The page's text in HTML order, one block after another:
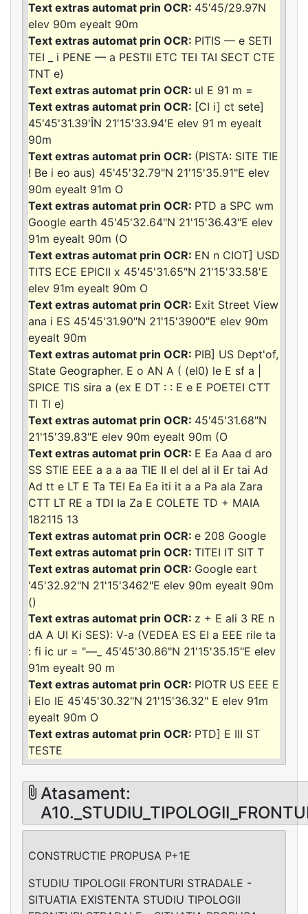
45'45/29.97N
elev 90m eyealt 90m
PITIS — e SETI
TEI _ i PENE — a PESTII ETC TEI TAI SECT CTE
TNT e)
ul E 91 m =
[CI i] ct sete]
45'45'31.39'ÎN 21'15'33.94'E elev 91 m eyealt
90m
(PISTA: SITE TIE
! Be i eo aus) 45'45'32.79"N 21'15'35.91"E elev
90m eyealt 91m O
PTD a SPC wm
Google earth 45'45'32.64"N 21'15'36.43"E elev
91m eyealt 90m (O
EN n CIOT] USD
TITS ECE EPICII x 45'45'31.65"N 21'15'33.58'E
elev 91m eyealt 90m O
Exit Street View
ana i ES 45'45'31.90"N 21'15'3900"E elev 90m
eyealt 90m
PIB] US Dept'of,
State Geographer. E o AN A ( (eI0) le E sf a |
SPICE TIS sira a (ex E DT : : E e E POETEI CTT
TI TI e)
45'45'31.68"N
21'15'39.83"E elev 90m eyealt 90m (O
E Ea Aaa d aro
SS STIE EEE a a a aa TIE II el del al il Er tai Ad
Ad tt e LT E Ta TEI Ea Ea iti it a a Pa ala Zara
CTT LT RE a TDI Ia Za E COLETE TD + MAIA
182115 13
e 208 Google
TITEI IT SIT T
Google eart
'45'32.92"N 21'15'3462"E elev 90m eyealt 90m
()
z + E ali 3 RE n
dA A UI Ki SES): V-a (VEDEA ES EI a EEE rile ta
: fi ic ur = "—_ 45'45'30.86"N 21'15'35.15"E elev
91m eyealt 90 m
PIOTR US EEE E
i Elo IE 45'45'30.32"N 21'15'36.32" E elev 91m
eyealt 90m O
PTD] E III ST
TESTE
Atasament:
CONSTRUCTIE PROPUSA P+1E
STUDIU TIPOLOGII FRONTURI STRADALE -
SITUATIA EXISTENTA STUDIU TIPOLOGII